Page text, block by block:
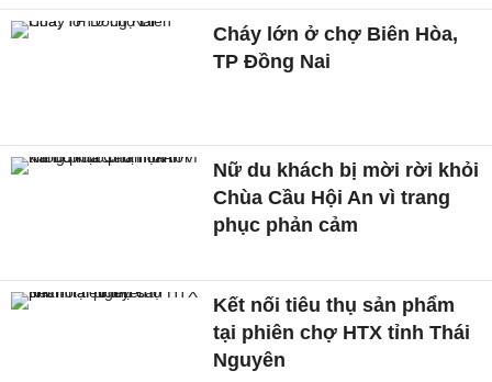
Cháy lớn ở chợ Biên Hòa,
TP Đồng Nai
Nữ du khách bị mời rời khỏi
Chùa Cầu Hội An vì trang
phục phản cảm
Kết nối tiêu thụ sản phẩm
tại phiên chợ HTX tỉnh Thái
Nguyên